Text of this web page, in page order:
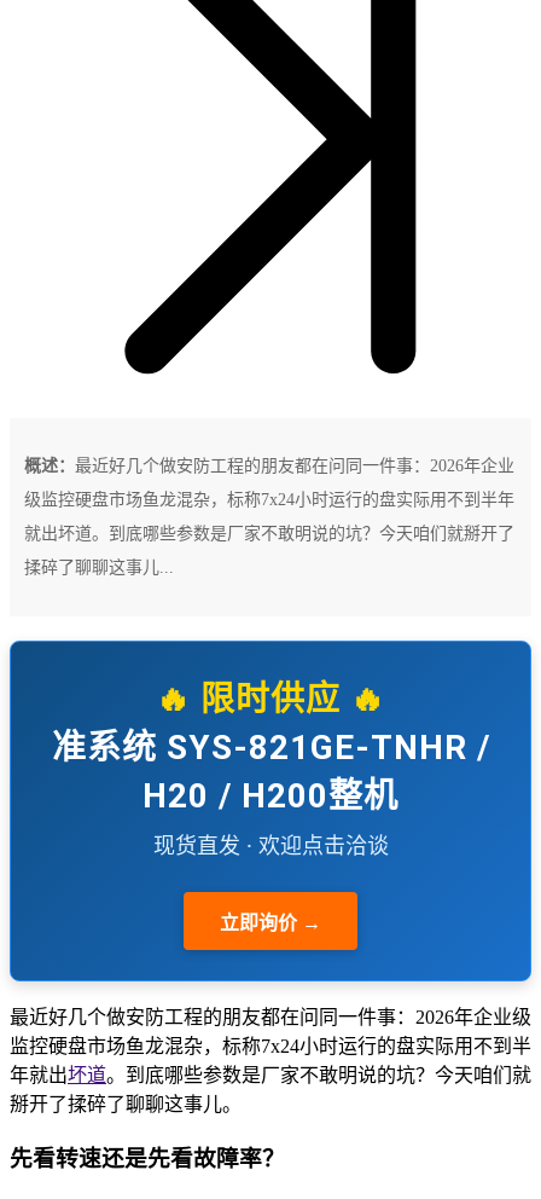
概述： 最近好几个做安防工程的朋友都在问同一件事：2026年企业
级监控硬盘市场鱼龙混杂，标称7x24小时运行的盘实际用不到半年
就出坏道。到底哪些参数是厂家不敢明说的坑？今天咱们就掰开了
揉碎了聊聊这事儿...
🔥 限时供应 🔥
准系统 SYS-821GE-TNHR /
H20 / H200整机
现货直发 · 欢迎点击洽谈
立即询价 →
最近好几个做安防工程的朋友都在问同一件事：2026年企业级
监控硬盘市场鱼龙混杂，标称7x24小时运行的盘实际用不到半
年就出坏道。到底哪些参数是厂家不敢明说的坑？今天咱们就
掰开了揉碎了聊聊这事儿。
先看转速还是先看故障率？